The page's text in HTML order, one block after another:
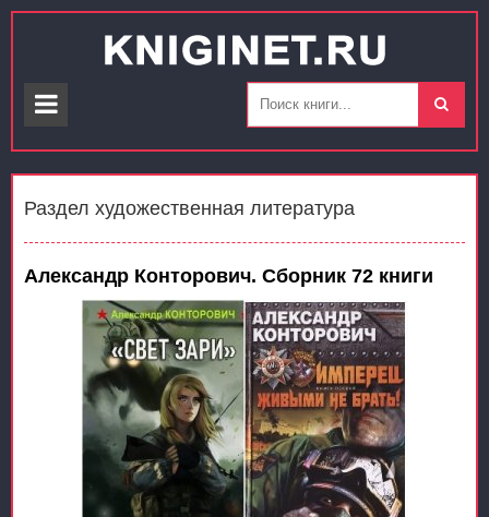
Раздел художественная литература
Александр Конторович. Сборник 72 книги